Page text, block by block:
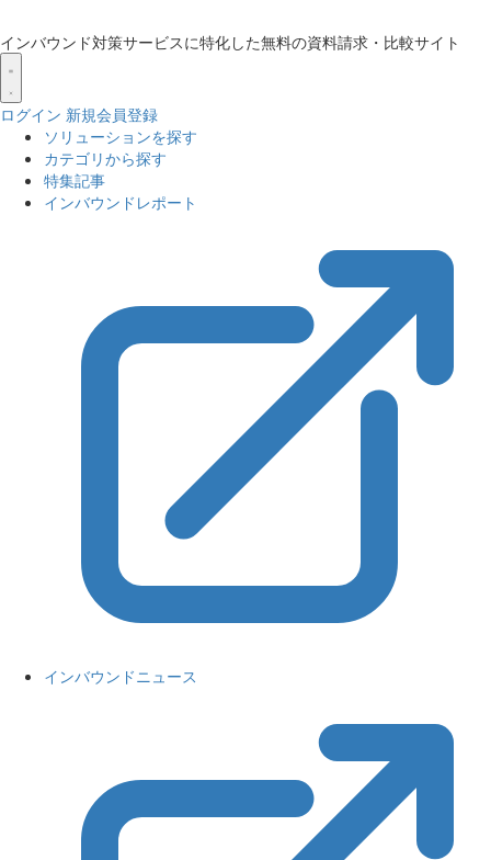
インバウンド対策サービスに特化した無料の資料請求・比較サイト
ログイン 新規会員登録
ソリューションを探す
カテゴリから探す
特集記事
インバウンドレポート
インバウンドニュース